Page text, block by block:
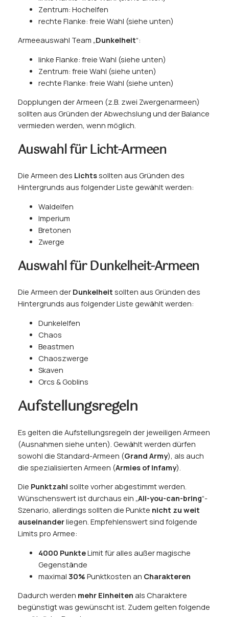
Zentrum: Hochelfen
rechte Flanke: freie Wahl (siehe unten)
Armeeauswahl Team „Dunkelheit“:
linke Flanke: freie Wahl (siehe unten)
Zentrum: freie Wahl (siehe unten)
rechte Flanke: freie Wahl (siehe unten)
Dopplungen der Armeen (z.B. zwei Zwergenarmeen)
sollten aus Gründen der Abwechslung und der Balance
vermieden werden, wenn möglich.
Auswahl für Licht-Armeen
Die Armeen des Lichtssollten aus Gründen des
Hintergrunds aus folgender Liste gewählt werden:
Waldelfen
Imperium
Bretonen
Zwerge
Auswahl für Dunkelheit-Armeen
Die Armeen der Dunkelheit sollten aus Gründen des
Hintergrunds aus folgender Liste gewählt werden:
Dunkelelfen
Chaos
Beastmen
Chaoszwerge
Skaven
Orcs & Goblins
Aufstellungsregeln
Es gelten die Aufstellungsregeln der jeweiligen Armeen
(Ausnahmen siehe unten). Gewählt werden dürfen
sowohl die Standard-Armeen (Grand Army), als auch
die spezialisierten Armeen (Armies of Infamy).
Die Punktzahl sollte vorher abgestimmt werden.
Wünschenswert ist durchaus ein „All-you-can-bring“-
Szenario, allerdings sollten die Punkte nicht zu weit
auseinanderliegen. Empfehlenswert sind folgende
Limits pro Armee:
4000 PunkteLimit für alles außer magische
Gegenstände
maximal 30% Punktkosten an Charakteren
Dadurch werden mehr Einheiten als Charaktere
begünstigt was gewünscht ist. Zudem gelten folgende